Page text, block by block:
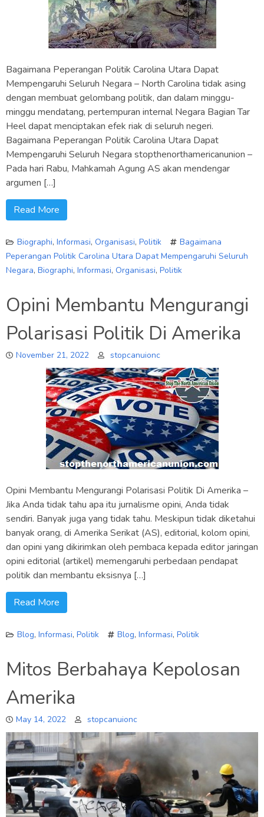
Bagaimana Peperangan Politik Carolina Utara Dapat
Mempengaruhi Seluruh Negara – North Carolina tidak asing
dengan membuat gelombang politik, dan dalam minggu-
minggu mendatang, pertempuran internal Negara Bagian Tar
Heel dapat menciptakan efek riak di seluruh negeri.
Bagaimana Peperangan Politik Carolina Utara Dapat
Mempengaruhi Seluruh Negara stopthenorthamericanunion –
Pada hari Rabu, Mahkamah Agung AS akan mendengar
argumen […]
Read More
Biographi, Informasi, Organisasi, Politik
Bagaimana
Peperangan Politik Carolina Utara Dapat Mempengaruhi Seluruh
Negara, Biographi, Informasi, Organisasi, Politik
Opini Membantu Mengurangi
Polarisasi Politik Di Amerika
November 21, 2022 stopcanuionc
Opini Membantu Mengurangi Polarisasi Politik Di Amerika –
Jika Anda tidak tahu apa itu jurnalisme opini, Anda tidak
sendiri. Banyak juga yang tidak tahu. Meskipun tidak diketahui
banyak orang, di Amerika Serikat (AS), editorial, kolom opini,
dan opini yang dikirimkan oleh pembaca kepada editor jaringan
opini editorial (artikel) memengaruhi perbedaan pendapat
politik dan membantu eksisnya […]
Read More
Blog, Informasi, Politik Blog, Informasi, Politik
Mitos Berbahaya Kepolosan
Amerika
May 14, 2022 stopcanuionc